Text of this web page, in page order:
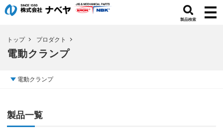
製品検索
トップ プロダクト
電動クランプ
電動クランプ
製品一覧